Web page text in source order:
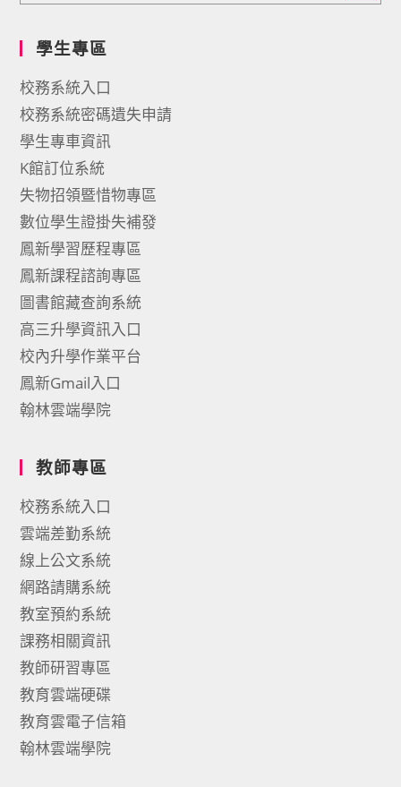
學生專區
校務系統入口
校務系統密碼遺失申請
學生專車資訊
K館訂位系統
失物招領暨惜物專區
數位學生證掛失補發
鳳新學習歷程專區
鳳新課程諮詢專區
圖書館藏查詢系統
高三升學資訊入口
校內升學作業平台
鳳新Gmail入口
翰林雲端學院
教師專區
校務系統入口
雲端差勤系統
線上公文系統
網路請購系統
教室預約系統
課務相關資訊
教師研習專區
教育雲端硬碟
教育雲電子信箱
翰林雲端學院